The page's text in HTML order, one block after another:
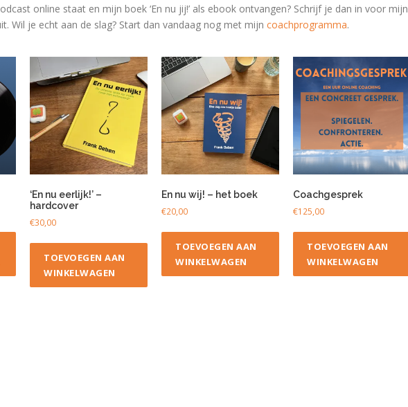
online staat en mijn boek ‘En nu jij!’ als ebook ontvangen? Schrijf je dan in voor mijn
Wil je echt aan de slag? Start dan vandaag nog met mijn coachprogramma.
‘En nu eerlijk!’ –
hardcover
€30,00
TOEVOEGEN AAN
WINKELWAGEN
En nu wij! – het boek
€20,00
TOEVOEGEN AAN
WINKELWAGEN
Coachgesprek
€125,00
TOEVOEGEN AAN
WINKELWAGEN